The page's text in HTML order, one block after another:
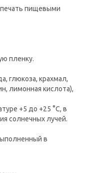
пищевыми
пленку.
глюкоза, крахмал,
лимонная кислота),
+5 до +25 °C, в
солнечных лучей.
в